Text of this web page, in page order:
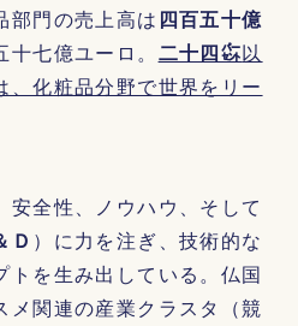
部門の売上高は 四百五十億
七億ユーロ。 二十四㌫以
、化粧品分野で世界をリー
全性、ノウハウ、そして
Ｄ ）に力を注ぎ、技術的な
トを生み出している。仏国
メ関連の産業クラスタ（競